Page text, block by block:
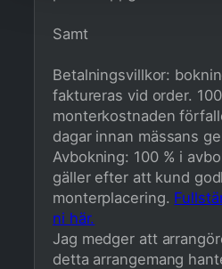
Samt
Betalningsvillkor:
faktureras vid order.
monterkostnaden
dagar innan mässans
Avbokning: 100 % i
gäller efter att kund
monterplacering.
ni här.
Jag medger att
detta arrangemang